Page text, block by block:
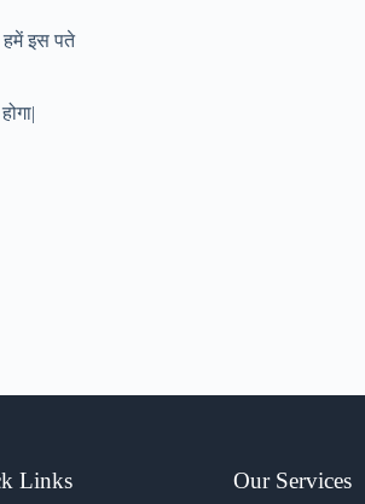
हमें इस पते
Links Our Services